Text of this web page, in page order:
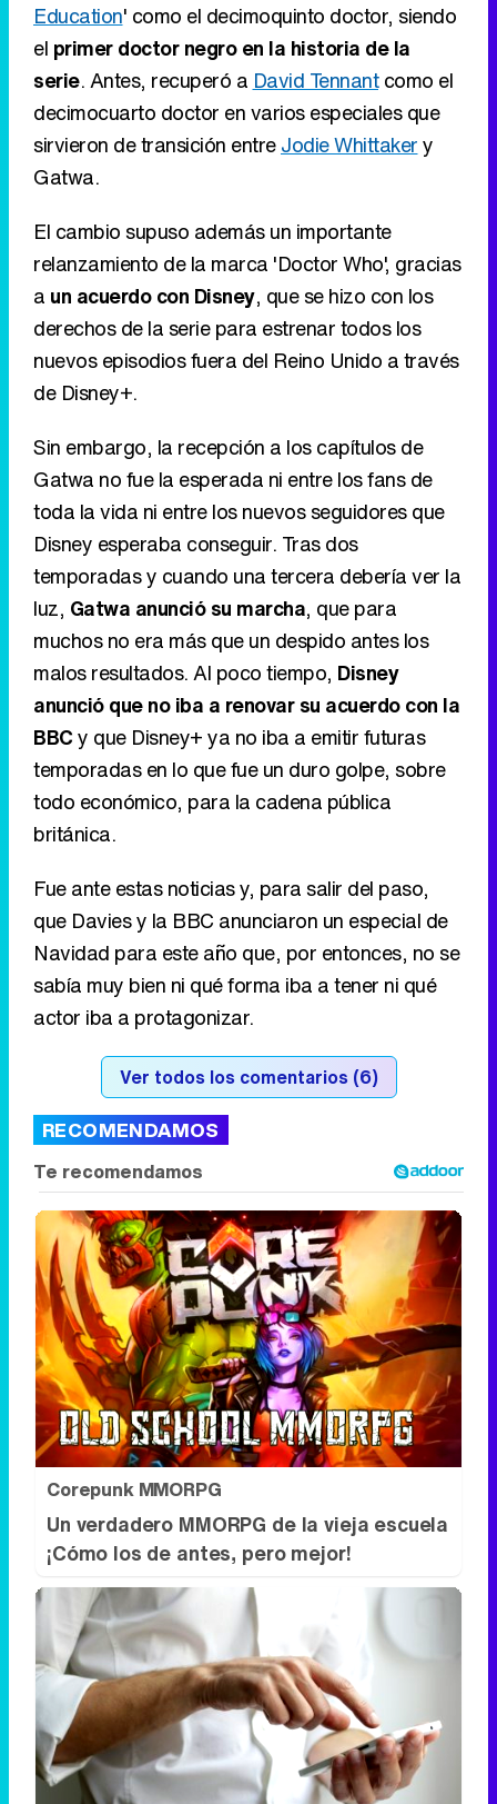
Education' como el decimoquinto doctor, siendo
el primer doctor negro en la historia de la
serie. Antes, recuperó a David Tennantcomo el
decimocuarto doctor en varios especiales que
sirvieron de transición entreJodie Whittakery
Gatwa.
El cambio supuso además un importante
relanzamiento de la marca 'Doctor Who', gracias
a un acuerdo con Disney, que se hizo con los
derechos de la serie para estrenar todos los
nuevos episodios fuera del Reino Unido a través
de Disney+.
Sin embargo, la recepción a los capítulos de
Gatwa no fue la esperada ni entre los fans de
toda la vida ni entre los nuevos seguidores que
Disney esperaba conseguir. Tras dos
temporadas y cuando una tercera debería ver la
luz, Gatwa anunció su marcha, que para
muchos no era más que un despido antes los
malos resultados. Al poco tiempo, Disney
anunció que no iba a renovar su acuerdo con la
BBCy que Disney+ ya no iba a emitir futuras
temporadas en lo que fue un duro golpe, sobre
todo económico, para la cadena pública
británica.
Fue ante estas noticias y, para salir del paso,
que Davies y la BBC anunciaron un especial de
Navidad para este año que, por entonces, no se
sabía muy bien ni qué forma iba a tener ni qué
actor iba a protagonizar.
Ver todos los comentarios (6)
RECOMENDAMOS
Corepunk MMORPG
Un verdadero MMORPG de la vieja escuela
¡Cómo los de antes, pero mejor!